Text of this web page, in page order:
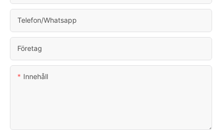
Telefon/whatsapp
Företag
Innehåll